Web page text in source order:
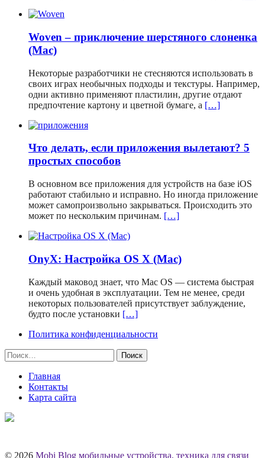
Woven – приключение шерстяного слоненка
(Mac)
Некоторые разработчики не стесняются использовать в
своих играх необычных подходы и текстуры. Например,
одни активно применяют пластилин, другие отдают
предпочтение картону и цветной бумаге, а […]
Что делать, если приложения вылетают? 5
простых способов
В основном все приложения для устройств на базе iOS
работают стабильно и исправно. Но иногда приложение
может самопроизвольно закрываться. Происходить это
может по нескольким причинам. […]
OnyX: Настройка OS X (Mac)
Каждый маковод знает, что Mac OS — система быстрая
и очень удобная в эксплуатации. Тем не менее, среди
некоторых пользователей присутствует заблуждение,
будто после установки […]
Политика конфиденциальности
Найти:
Главная
Контакты
Карта сайта
© 2026 Mobi Blog мобильные устройства, техника для связи